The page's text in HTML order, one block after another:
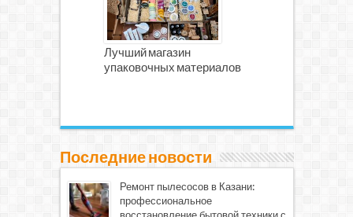
Лучший магазин
упаковочных материалов
Последние новости
Ремонт пылесосов в Казани:
профессиональное